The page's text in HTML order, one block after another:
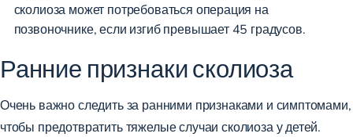
сколиоза может потребоваться операция на
позвоночнике, если изгиб превышает 45 градусов.
Ранние признаки сколиоза
Очень важно следить за ранними признаками и симптомами,
чтобы предотвратить тяжелые случаи сколиоза у детей.